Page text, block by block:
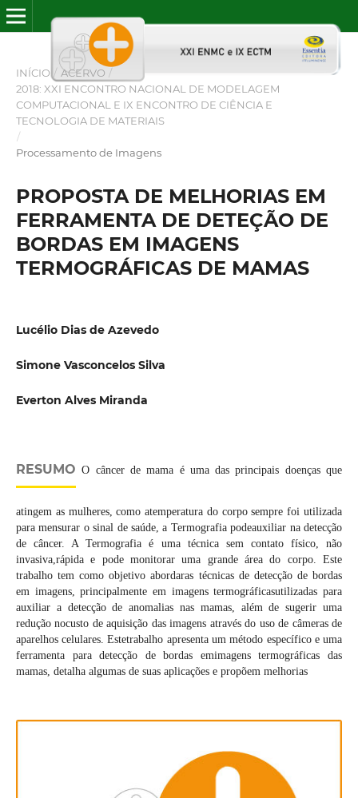
INÍCIO / ACERVO /
2018: XXI ENCONTRO NACIONAL DE MODELAGEM
COMPUTACIONAL E IX ENCONTRO DE CIÊNCIA E
TECNOLOGIA DE MATERIAIS
/
Processamento de Imagens
PROPOSTA DE MELHORIAS EM
FERRAMENTA DE DETEÇÃO DE
BORDAS EM IMAGENS
TERMOGRÁFICAS DE MAMAS
Lucélio Dias de Azevedo
Simone Vasconcelos Silva
Everton Alves Miranda
RESUMO O câncer de mama é uma das principais doenças que
atingem as mulheres, como atemperatura do corpo sempre foi utilizada
para mensurar o sinal de saúde, a Termografia podeauxiliar na detecção
de câncer. A Termografia é uma técnica sem contato físico, não
invasiva,rápida e pode monitorar uma grande área do corpo. Este
trabalho tem como objetivo abordaras técnicas de detecção de bordas
em imagens, principalmente em imagens termográficasutilizadas para
auxiliar a detecção de anomalias nas mamas, além de sugerir uma
redução nocusto de aquisição das imagens através do uso de câmeras de
aparelhos celulares. Estetrabalho apresenta um método específico e uma
ferramenta para detecção de bordas emimagens termográficas das
mamas, detalha algumas de suas aplicações e propõem melhorias